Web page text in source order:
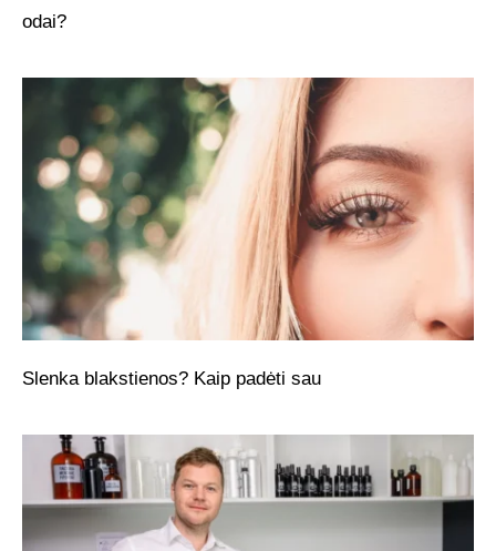
odai?
Slenka blakstienos? Kaip padėti sau